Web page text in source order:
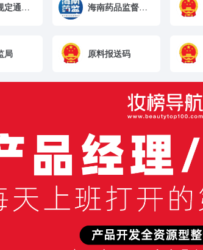
不符合规定通告-广东省药监局 海南药品监督管理局
局 原料报送码